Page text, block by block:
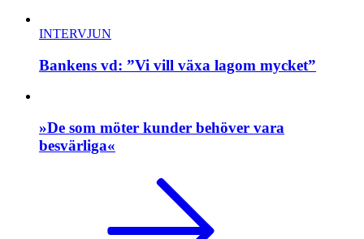
INTERVJUN
Bankens vd: ”Vi vill växa lagom mycket”
»De som möter kunder behöver vara
besvärliga«